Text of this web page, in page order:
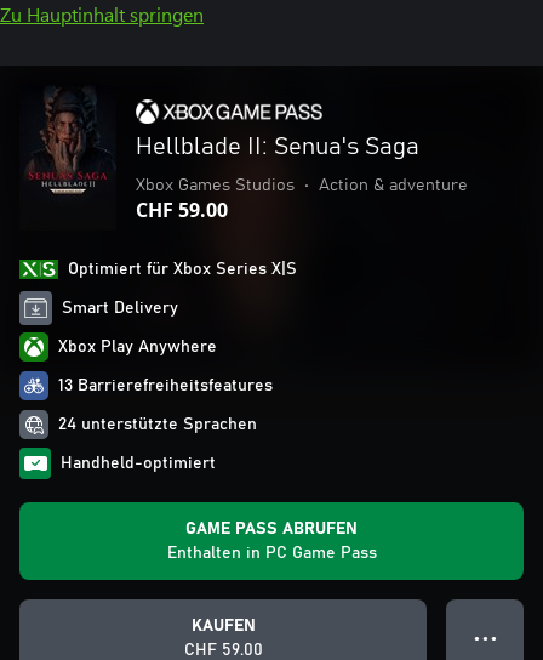
Zu Hauptinhalt springen
Hellblade II: Senua's Saga
Xbox Games Studios • Action & adventure
CHF 59.00
Optimiert für Xbox Series X|S
Smart Delivery
Xbox Play Anywhere
13 Barrierefreiheitsfeatures
24 unterstützte Sprachen
Handheld-optimiert
GAME PASS ABRUFEN
Enthalten in PC Game Pass
KAUFEN
CHF 59.00
● ● ●